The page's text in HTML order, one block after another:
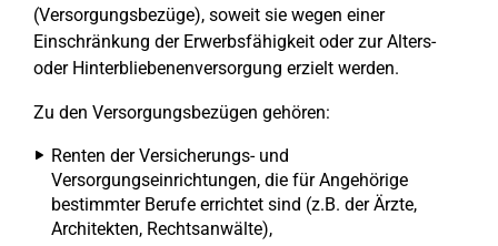
(Versorgungsbezüge), soweit sie wegen einer
Einschränkung der Erwerbsfähigkeit oder zur Alters-
oder Hinterbliebenenversorgung erzielt werden.
Zu den Versorgungsbezügen gehören:
Renten der Versicherungs- und
Versorgungseinrichtungen, die für Angehörige
bestimmter Berufe errichtet sind (z.B. der Ärzte,
Architekten, Rechtsanwälte),